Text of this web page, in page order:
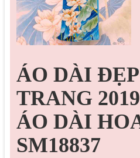
ÁO DÀI
TRANG
ÁO DÀI
SM18837